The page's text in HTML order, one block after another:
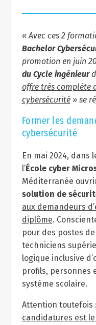
« Avec ces 2
Bachelor
promotion en juin
du Cycle ingénieur
offre très complète
cybersécurité» se
Former les
cybersécurité
En mai 2024, dans
l’École cyber
Méditerranée
solution de
aux demandeurs
diplôme.
pour des postes
techniciens
logique inclusive
profils, personnes
système scolaire.
Attention toutefois :
candidatures est le